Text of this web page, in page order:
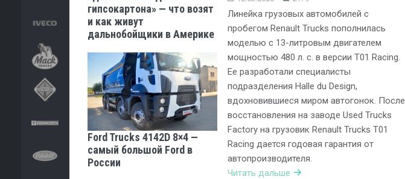
гипсокартона» — что возят
и как живут
дальнобойщики в Америке
Ford Trucks 4142D 8×4 —
самый большой Ford в
России
Линейка грузовых автомобилей с
пробегом Renault Trucks пополнилась
моделью с 13-литровым двигателем
мощностью 480 л. с. в версии T01 Racing.
Ее разработали специалисты
подразделения Halle du Design,
вдохновившиеся миром автогонок. После
восстановления на заводе Used Trucks
Factory на грузовик Renault Trucks T01
Racing дается годовая гарантия от
автопроизводителя.
Читать дальше